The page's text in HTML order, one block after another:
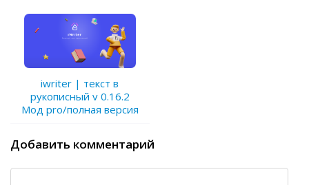
iwriter | текст в
рукописный v 0.16.2
Мод pro/полная версия
Добавить комментарий